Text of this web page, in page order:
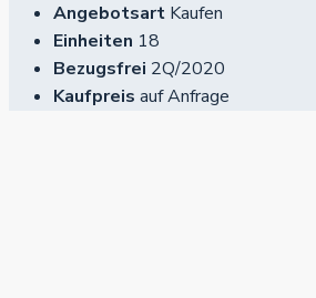
Angebotsart Kaufen
Einheiten 18
Bezugsfrei 2Q/2020
Kaufpreis auf Anfrage